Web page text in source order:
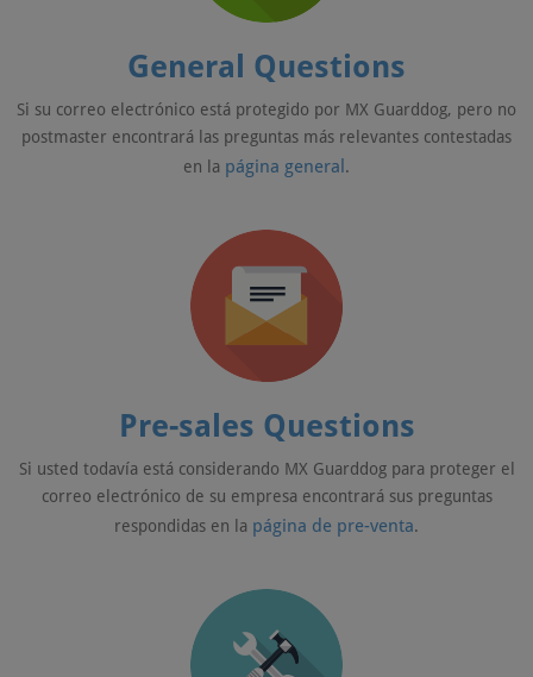
General Questions
Si su correo electrónico está protegido por MX Guarddog, pero no
postmaster encontrará las preguntas más relevantes contestadas
en la página general .
Pre-sales Questions
Si usted todavía está considerando MX Guarddog para proteger el
correo electrónico de su empresa encontrará sus preguntas
respondidas en la página de pre-venta.